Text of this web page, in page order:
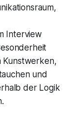
Interview
Kunstwerken,
und
der Logik